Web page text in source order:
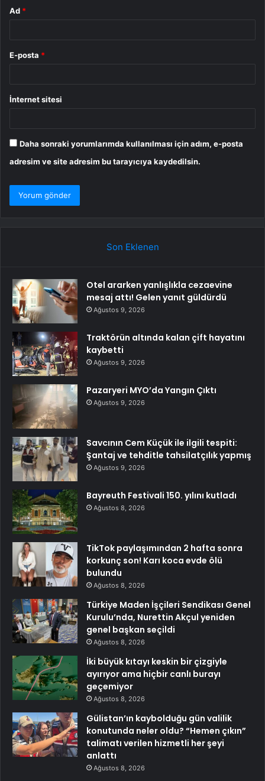
Ad *
E-posta *
İnternet sitesi
Daha sonraki yorumlarımda kullanılması için adım, e-posta
adresim ve site adresim bu tarayıcıya kaydedilsin.
Son Eklenen
Otel ararken yanlışlıkla cezaevine
mesaj attı! Gelen yanıt güldürdü
Ağustos 9, 2026
Traktörün altında kalan çift hayatını
kaybetti
Ağustos 9, 2026
Pazaryeri MYO’da Yangın Çıktı
Ağustos 9, 2026
Savcının Cem Küçük ile ilgili tespiti:
Şantaj ve tehditle tahsilatçılık yapmış
Ağustos 9, 2026
Bayreuth Festivali 150. yılını kutladı
Ağustos 8, 2026
TikTok paylaşımından 2 hafta sonra
korkunç son! Karı koca evde ölü
bulundu
Ağustos 8, 2026
Türkiye Maden İşçileri Sendikası Genel
Kurulu’nda, Nurettin Akçul yeniden
genel başkan seçildi
Ağustos 8, 2026
İki büyük kıtayı keskin bir çizgiyle
ayırıyor ama hiçbir canlı burayı
geçemiyor
Ağustos 8, 2026
Gülistan’ın kaybolduğu gün valilik
konutunda neler oldu? “Hemen çıkın”
talimatı verilen hizmetli her şeyi
anlattı
Ağustos 8, 2026